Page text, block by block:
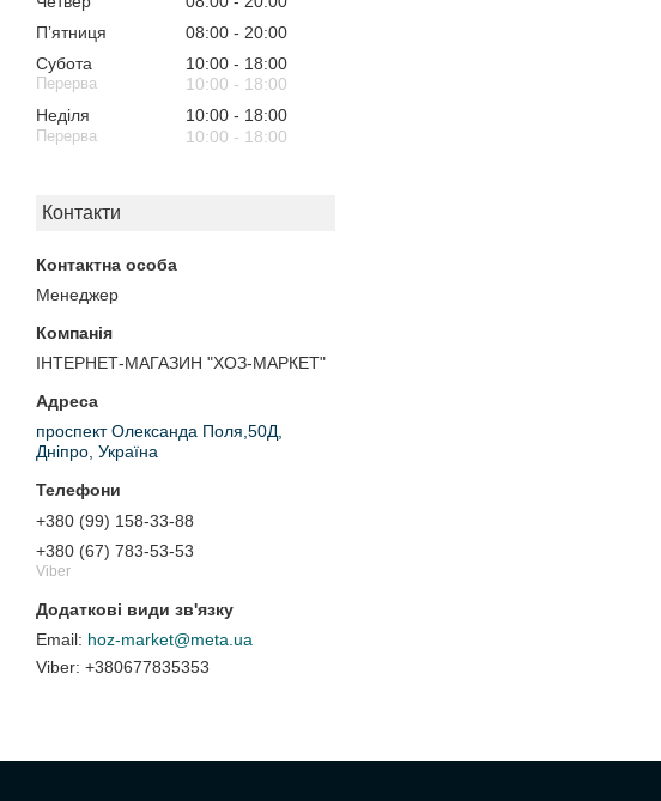
Пʼятниця
08:00
20:00
Субота
10:00
18:00
10:00
18:00
Неділя
10:00
18:00
10:00
18:00
Контакти
Менеджер
ІНТЕРНЕТ-МАГАЗИН "ХОЗ-МАРКЕТ"
проспект Олександа Поля,50Д,
Дніпро, Україна
+380 (99) 158-33-88
+380 (67) 783-53-53
Viber
hoz-market@meta.ua
+380677835353